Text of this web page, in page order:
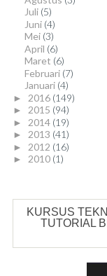
Juli (5)
Juni (4)
Mei (3)
April (6)
Maret (6)
Februari (7)
Januari (4)
► 2016 (149)
► 2015 (94)
► 2014 (19)
► 2013 (41)
► 2012 (16)
► 2010 (1)
KURSUS
TUTORIAL